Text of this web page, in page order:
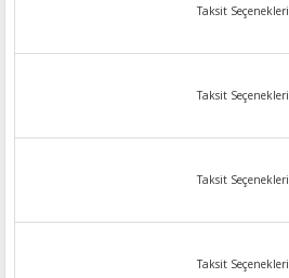
Taksit Seçenekleri
Taksit Seçenekleri
Taksit Seçenekleri
Taksit Seçenekleri